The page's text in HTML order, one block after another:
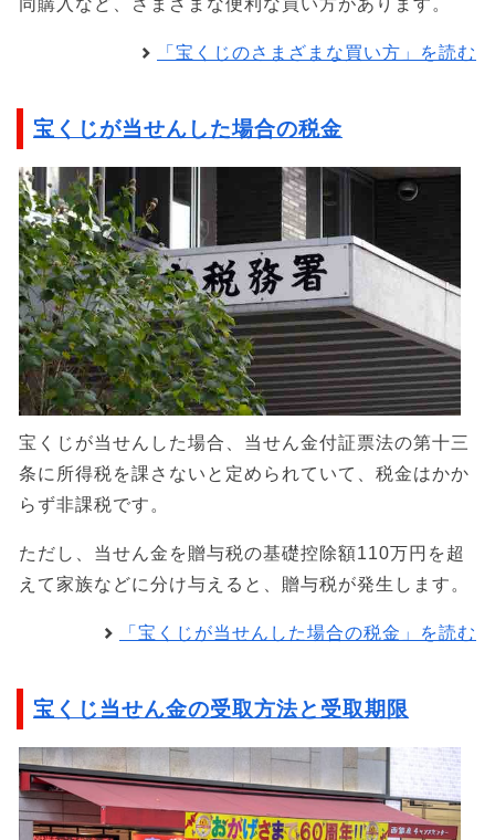
同購入など、さまざまな便利な買い方があります。
「宝くじのさまざまな買い方」を読む
宝くじが当せんした場合の税金
宝くじが当せんした場合、当せん金付証票法の第十三
条に所得税を課さないと定められていて、税金はかか
らず非課税です。
ただし、当せん金を贈与税の基礎控除額110万円を超
えて家族などに分け与えると、贈与税が発生します。
「宝くじが当せんした場合の税金」を読む
宝くじ当せん金の受取方法と受取期限